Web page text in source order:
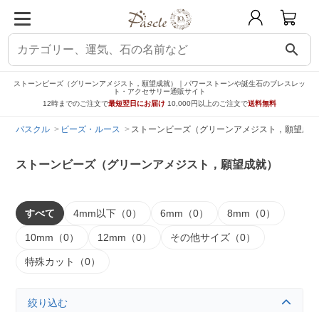
search
ストーンビーズ（グリーンアメジスト，願望成就）｜パワーストーンや誕生石のブレスレッ
ト・アクセサリー通販サイト
12時までのご注文で最短翌日にお届け 10,000円以上のご注文で送料無料
パスクル ビーズ・ルース ストーンビーズ（グリーンアメジスト，願望成
ストーンビーズ（グリーンアメジスト，願望成就）
すべて 4mm以下（0） 6mm（0） 8mm（0）
10mm（0） 12mm（0） その他サイズ（0）
特殊カット（0）
絞り込む